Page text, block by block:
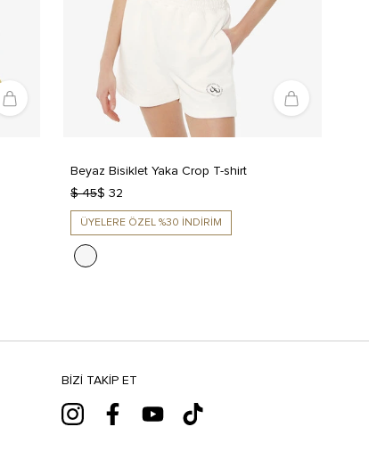
Beyaz Bisiklet Yaka Crop T-shirt
$ 45$ 32
ÜYELERE ÖZEL %30 İNDİRİM
BIZI TAKIP ET